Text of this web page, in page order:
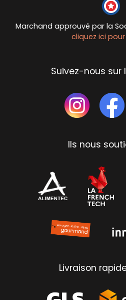
Marchand approuvé par la
cliquez ici
Suivez-nous sur
Ils nous
Livraison